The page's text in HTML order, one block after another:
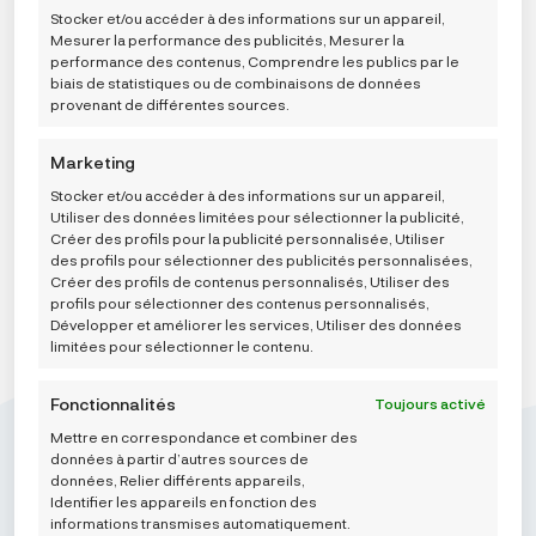
fonctionnalités et fonctions.
cliquant sur l’onglet de gestion du consentement en bas de
l’écran.
Stocker et/ou accéder à des informations sur un appareil,
Mesurer la performance des publicités, Mesurer la
performance des contenus, Comprendre les publics par le
biais de statistiques ou de combinaisons de données
provenant de différentes sources.
Marketing
Stocker et/ou accéder à des informations sur un appareil,
Utiliser des données limitées pour sélectionner la publicité,
Créer des profils pour la publicité personnalisée, Utiliser
des profils pour sélectionner des publicités personnalisées,
Créer des profils de contenus personnalisés, Utiliser des
profils pour sélectionner des contenus personnalisés,
Développer et améliorer les services, Utiliser des données
limitées pour sélectionner le contenu.
Fonctionnalités
Toujours activé
Mettre en correspondance et combiner des
données à partir d’autres sources de
données, Relier différents appareils,
Identifier les appareils en fonction des
informations transmises automatiquement.
Carriwell Pojas za proširivanje odjeće, organski pamuk
23,23€
AJOUTER AU PANIER
Mikroedra d.o.o.